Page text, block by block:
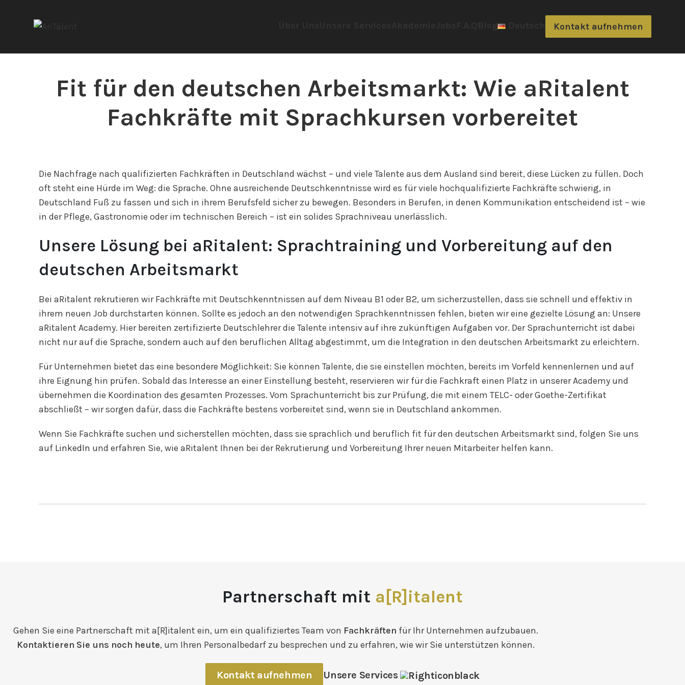
Kontakt aufnehmen
Fit für den deutschen Arbeitsmarkt: Wie aRitalent
Fachkräfte mit Sprachkursen vorbereitet
Die Nachfrage nach qualifizierten Fachkräften in Deutschland wächst – und viele Talente aus dem Ausland sind bereit, diese Lücken zu füllen. Doch
oft steht eine Hürde im Weg: die Sprache. Ohne ausreichende Deutschkenntnisse wird es für viele hochqualifizierte Fachkräfte schwierig, in
Deutschland Fuß zu fassen und sich in ihrem Berufsfeld sicher zu bewegen. Besonders in Berufen, in denen Kommunikation entscheidend ist – wie
in der Pflege, Gastronomie oder im technischen Bereich – ist ein solides Sprachniveau unerlässlich.
Unsere Lösung bei aRitalent: Sprachtraining und Vorbereitung auf den
deutschen Arbeitsmarkt
Bei aRitalent rekrutieren wir Fachkräfte mit Deutschkenntnissen auf dem Niveau B1 oder B2, um sicherzustellen, dass sie schnell und effektiv in
ihrem neuen Job durchstarten können. Sollte es jedoch an den notwendigen Sprachkenntnissen fehlen, bieten wir eine gezielte Lösung an: Unsere
aRitalent Academy. Hier bereiten zertifizierte Deutschlehrer die Talente intensiv auf ihre zukünftigen Aufgaben vor. Der Sprachunterricht ist dabei
nicht nur auf die Sprache, sondern auch auf den beruflichen Alltag abgestimmt, um die Integration in den deutschen Arbeitsmarkt zu erleichtern.
Für Unternehmen bietet das eine besondere Möglichkeit: Sie können Talente, die sie einstellen möchten, bereits im Vorfeld kennenlernen und auf
ihre Eignung hin prüfen. Sobald das Interesse an einer Einstellung besteht, reservieren wir für die Fachkraft einen Platz in unserer Academy und
übernehmen die Koordination des gesamten Prozesses. Vom Sprachunterricht bis zur Prüfung, die mit einem TELC- oder Goethe-Zertifikat
abschließt – wir sorgen dafür, dass die Fachkräfte bestens vorbereitet sind, wenn sie in Deutschland ankommen.
Wenn Sie Fachkräfte suchen und sicherstellen möchten, dass sie sprachlich und beruflich fit für den deutschen Arbeitsmarkt sind, folgen Sie uns
auf LinkedIn und erfahren Sie, wie aRitalent Ihnen bei der Rekrutierung und Vorbereitung Ihrer neuen Mitarbeiter helfen kann.
Partnerschaft mit a[R]italent
Gehen Sie eine Partnerschaft mit a[R]italent ein, um ein qualifiziertes Team von Fachkräften für Ihr Unternehmen aufzubauen.
Kontaktieren Sie uns noch heute, um Ihren Personalbedarf zu besprechen und zu erfahren, wie wir Sie unterstützen können.
Kontakt aufnehmen Unsere Services